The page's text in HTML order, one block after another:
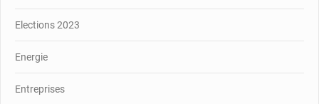
Elections 2023
Energie
Entreprises